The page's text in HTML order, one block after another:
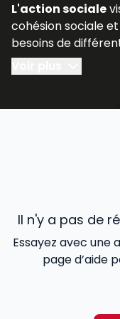
L'action sociale
cohésion sociale
besoins de
handicapées,
vulnérables).
Pour aider les
mieux remplir leurs
accompagne
temps réel, des
Il n'y a pas de
Essayez avec
page d’aide